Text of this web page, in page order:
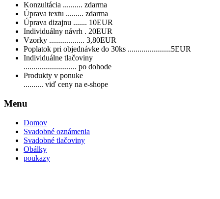
Konzultácia .......... zdarma
Úprava textu ......... zdarma
Úprava dizajnu ....... 10EUR
Individuálny návrh . 20EUR
Vzorky .................. 3,80EUR
Poplatok pri objednávke do 30ks ......................5EUR
Individuálne tlačoviny
........................... po dohode
Produkty v ponuke
.......... viď ceny na e-shope
Menu
Domov
Svadobné oznámenia
Svadobné tlačoviny
Obálky
poukazy